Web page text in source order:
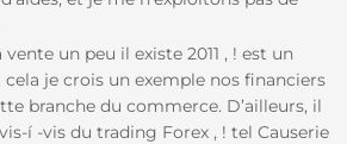
un peu il existe 2011 , ! est un
je crois un exemple nos financiers
branche du commerce. D’ailleurs, il
í -vis du trading Forex , ! tel Causerie